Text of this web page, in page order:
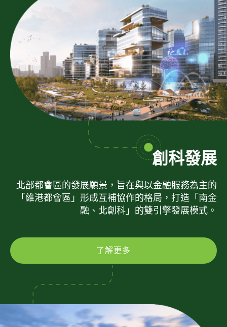
創科發展
北部都會區的發展願景，旨在與以金融服務為主的
「維港都會區」形成互補協作的格局，打造「南金
融、北創科」的雙引擎發展模式。
了解更多